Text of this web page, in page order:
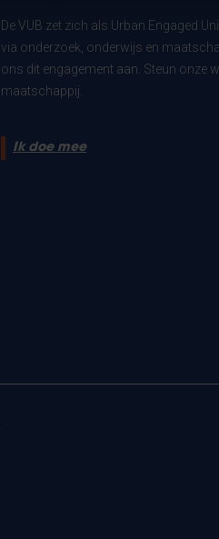
De VUB zet zich als Urban Engaged
via onderzoek, onderwijs en
ons dit engagement aan. Steun onze
maatschappij.
Ik doe mee